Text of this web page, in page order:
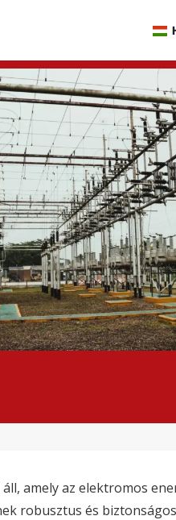
amely az elektromos
robusztus és biztonságos